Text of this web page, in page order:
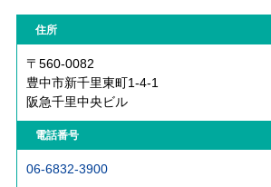
住所
〒560-0082
豊中市新千里東町1-4-1
阪急千里中央ビル
電話番号
06-6832-3900